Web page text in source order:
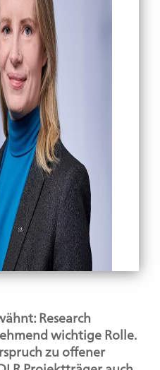
Research
wichtige Rolle.
zu offener